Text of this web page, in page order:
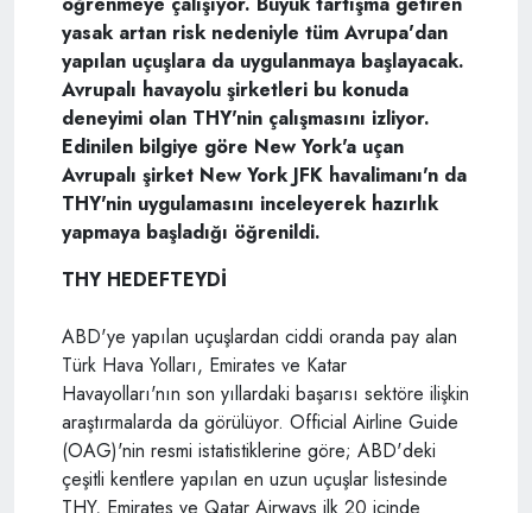
yasak artan risk nedeniyle tüm Avrupa'dan
yapılan uçuşlara da uygulanmaya başlayacak.
Avrupalı havayolu şirketleri bu konuda
deneyimi olan THY'nin çalışmasını izliyor.
Edinilen bilgiye göre New York'a uçan
Avrupalı şirket New York JFK havalimanı'n da
THY'nin uygulamasını inceleyerek hazırlık
yapmaya başladığı öğrenildi.
THY HEDEFTEYDİ
ABD'ye yapılan uçuşlardan ciddi oranda pay alan
Türk Hava Yolları, Emirates ve Katar
Havayolları'nın son yıllardaki başarısı sektöre ilişkin
araştırmalarda da görülüyor. Official Airline Guide
(OAG)'nin resmi istatistiklerine göre; ABD'deki
çeşitli kentlere yapılan en uzun uçuşlar listesinde